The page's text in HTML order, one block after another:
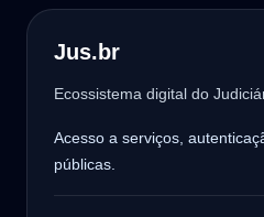
Jus.br
Ecossistema digital do
Acesso a serviços,
públicas.